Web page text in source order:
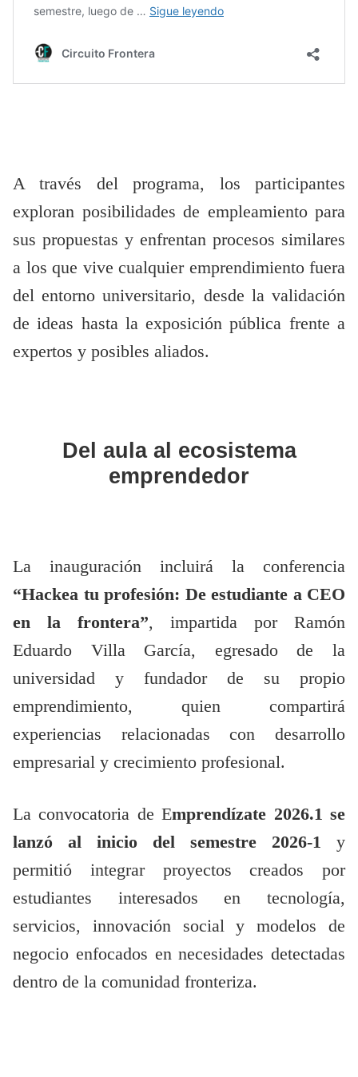
A través del programa, los participantes
exploran posibilidades de empleamiento para
sus propuestas y enfrentan procesos similares
a los que vive cualquier emprendimiento fuera
del entorno universitario, desde la validación
de ideas hasta la exposición pública frente a
expertos y posibles aliados.
Del aula al ecosistema
emprendedor
La inauguración incluirá la conferencia
“Hackea tu profesión: De estudiante a CEO
en la frontera”, impartida por Ramón
Eduardo Villa García, egresado de la
universidad y fundador de su propio
emprendimiento, quien compartirá
experiencias relacionadas con desarrollo
empresarial y crecimiento profesional.
La convocatoria de Emprendízate 2026.1 se
lanzó al inicio del semestre 2026-1 y
permitió integrar proyectos creados por
estudiantes interesados en tecnología,
servicios, innovación social y modelos de
negocio enfocados en necesidades detectadas
dentro de la comunidad fronteriza.